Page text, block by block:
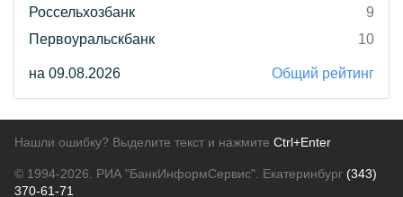
Россельхозбанк
9
Первоуральскбанк
10
на 09.08.2026 Общий рейтинг
Нашли ошибку? Выделите текст и нажмите Ctrl+Enter
© 1994-2026. РИА "БанкИнформСервис". Екатеринбург (343)
370-61-71